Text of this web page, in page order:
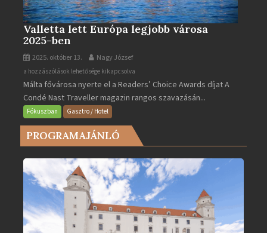
Valletta lett Európa legjobb városa
2025-ben
2025. október 13. Nagy József
Valletta
lett
Európa
legjobb
városa
2025-
bejegyzéshez
a hozzászólások lehetősége kikapcsolva
Málta fővárosa nyerte el a Readers’ Choice Awards díjat A
Condé Nast Traveller magazin rangos szavazásán...
Fókuszban Gasztro / Hotel
PROGRAMAJÁNLÓ